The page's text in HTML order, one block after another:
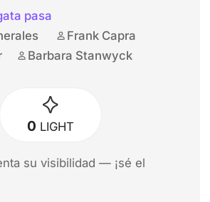
pasa
Frank Capra
Barbara Stanwyck
0 LIGHT
su visibilidad — ¡sé el